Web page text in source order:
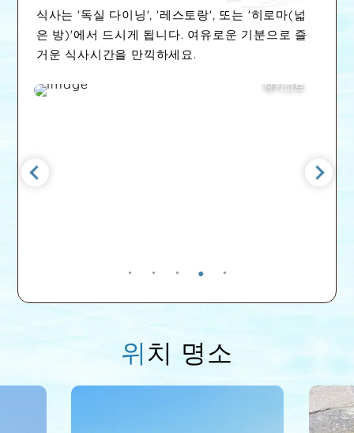
식사는 '독실 다이닝', '레스토랑', 또는 '히로마(넓
은 방)'에서 드시게 됩니다. 여유로운 기분으로 즐
거운 식사시간을 만끽하세요.
위치 명소